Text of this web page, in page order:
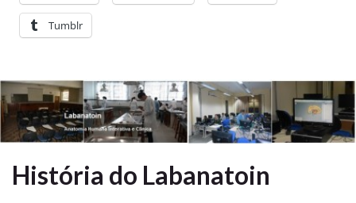
Tumblr
História do Labanatoin